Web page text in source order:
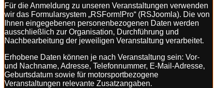
Für die Anmeldung zu unseren Veranstaltungen verwenden
wir das Formularsystem „RSForm!Pro“ (RSJoomla). Die von
Ihnen eingegebenen personenbezogenen Daten werden
ausschließlich zur Organisation, Durchführung und
Nachbearbeitung der jeweiligen Veranstaltung verarbeitet.
Erhobene Daten können je nach Veranstaltung sein: Vor-
und Nachname, Adresse, Telefonnummer, E-Mail-Adresse,
Geburtsdatum sowie für motorsportbezogene
Veranstaltungen relevante Zusatzangaben.